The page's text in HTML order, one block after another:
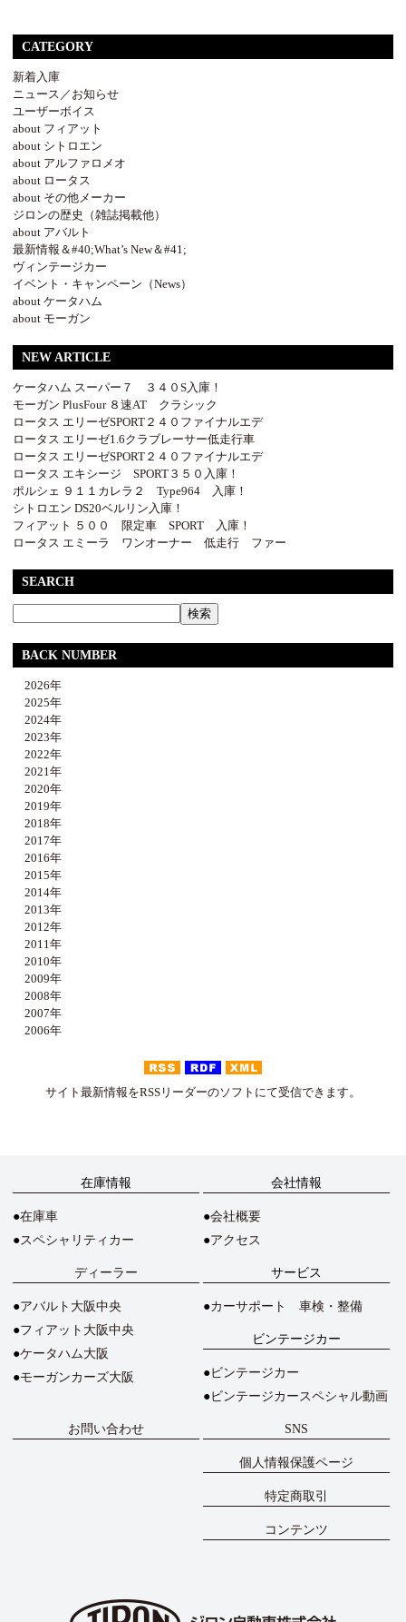
CATEGORY
新着入庫
ニュース／お知らせ
ユーザーボイス
about フィアット
about シトロエン
about アルファロメオ
about ロータス
about その他メーカー
ジロンの歴史（雑誌掲載他）
about アバルト
最新情報＆#40;What’s New＆#41;
ヴィンテージカー
イベント・キャンペーン（News）
about ケータハム
about モーガン
NEW ARTICLE
ケータハム スーパー７ ３４０S入庫！
モーガン PlusFour ８速AT クラシック
ロータス エリーゼSPORT２４０ファイナルエデ
ロータス エリーゼ1.6クラブレーサー低走行車
ロータス エリーゼSPORT２４０ファイナルエデ
ロータス エキシージ SPORT３５０入庫！
ポルシェ ９１１カレラ２ Type964 入庫！
シトロエン DS20ベルリン入庫！
フィアット ５００ 限定車 SPORT 入庫！
ロータス エミーラ ワンオーナー 低走行 ファー
SEARCH
BACK NUMBER
2026年
2025年
2024年
2023年
2022年
2021年
2020年
2019年
2018年
2017年
2016年
2015年
2014年
2013年
2012年
2011年
2010年
2009年
2008年
2007年
2006年
サイト最新情報をRSSリーダーのソフトにて受信できます。
在庫情報
在庫車
スペシャリティカー
会社情報
会社概要
アクセス
ディーラー
アバルト大阪中央
フィアット大阪中央
ケータハム大阪
モーガンカーズ大阪
サービス
カーサポート 車検・整備
ビンテージカー
ビンテージカー
ビンテージカースペシャル動画
お問い合わせ SNS
個人情報保護ページ
特定商取引
コンテンツ